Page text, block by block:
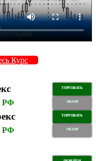
Курс
ТОРГОВАТЬ
РФ ОБЗОР
ТОРГОВАТЬ
РФ ОБЗОР